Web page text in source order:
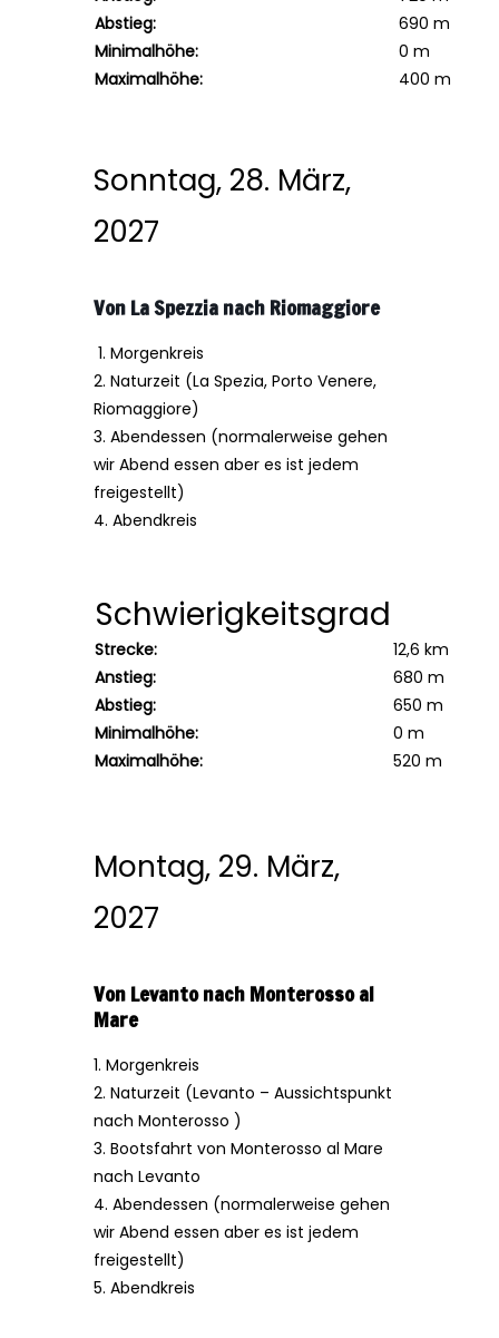
Abstieg:
690 m
Minimalhöhe:
0 m
Maximalhöhe:
400 m
Sonntag, 28. März,
2027
Von La Spezzia nach Riomaggiore
1. Morgenkreis
2. Naturzeit (La Spezia, Porto Venere,
Riomaggiore)
3. Abendessen (normalerweise gehen
wir Abend essen aber es ist jedem
freigestellt)
4. Abendkreis
Schwierigkeitsgrad
Strecke:
12,6 km
Anstieg:
680 m
Abstieg:
650 m
Minimalhöhe:
0 m
Maximalhöhe:
520 m
Montag, 29. März,
2027
Von Levanto nach Monterosso al
Mare
1. Morgenkreis
2. Naturzeit (Levanto – Aussichtspunkt
nach Monterosso )
3. Bootsfahrt von Monterosso al Mare
nach Levanto
4. Abendessen (normalerweise gehen
wir Abend essen aber es ist jedem
freigestellt)
5. Abendkreis